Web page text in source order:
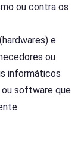
ou contra os
e
ou
informáticos
ou software que